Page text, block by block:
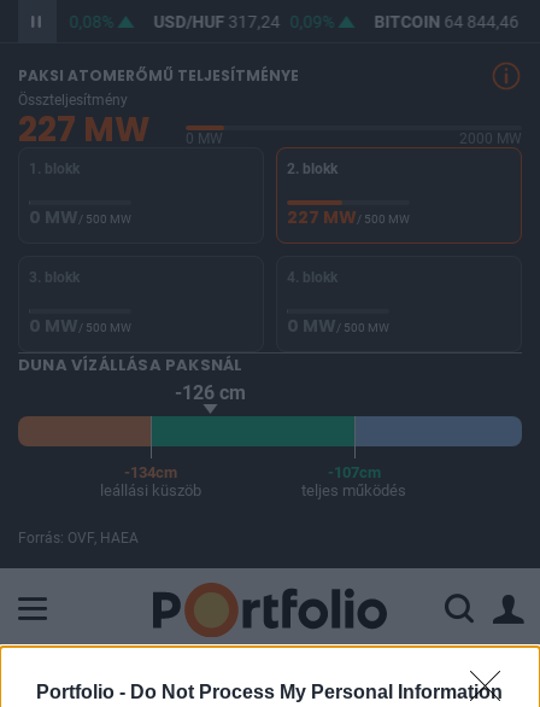
Portfolio - Do Not Process My Personal Information
365,70 0,08% USD/HUF317,24 0,09% BITCOIN64 844,46
PAKSI ATOMERŐMŰ TELJESÍTMÉNYE
Összteljesítmény
227 MW 0 MW
2000 MW
1. blokk
0 MW/ 500 MW
2. blokk
227 MW/ 500 MW
3. blokk
0 MW/ 500 MW
4. blokk
0 MW/ 500 MW
DUNA VÍZÁLLÁSA PAKSNÁL
-126 cm
-134cm
leállási küszöb
-107cm
teljes működés
Forrás: OVF, HAEA
FONTOS Donald Trump habozás nélkül rabol el és fenyeget baloldali vezetőket: mégis akad egy diktátor, aki eddig simán megúszta